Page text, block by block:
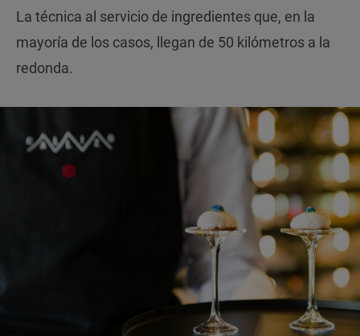
La técnica al servicio de ingredientes que, en la
mayoría de los casos, llegan de 50 kilómetros a la
redonda.